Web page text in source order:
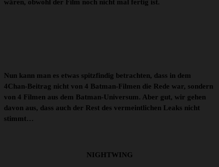
wären, obwohl der Film noch nicht mal fertig ist.
Nun kann man es etwas spitzfindig betrachten, dass in dem
4Chan-Beitrag nicht von 4 Batman-Filmen die Rede war, sondern
von 4 Filmen aus dem Batman-Universum. Aber gut, wir gehen
davon aus, dass auch der Rest des vermeintlichen Leaks nicht
stimmt…
NIGHTWING